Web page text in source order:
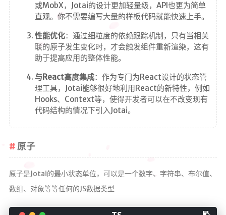
或MobX，Jotai的设计更加轻量级，API也更为简单
直观。你不需要编写大量的样板代码就能快速上手。
性能优化：通过细粒度的依赖跟踪机制，只有当相关
联的原子发生变化时，才会触发组件重新渲染，这有
助于提高应用的整体性能。
与React高度集成：作为专门为React设计的状态管
理工具，Jotai能够很好地利用React的新特性，例如
Hooks、Context等，使得开发者可以在不改变现有
代码结构的情况下引入Jotai。
原子
原子是Jotai的最小状态单位，可以是一个数字、字符串、布尔值、
数组、对象等等任何的JS数据类型
随想
算法
书单
番组
留言板
友人帐
赞赏
关于